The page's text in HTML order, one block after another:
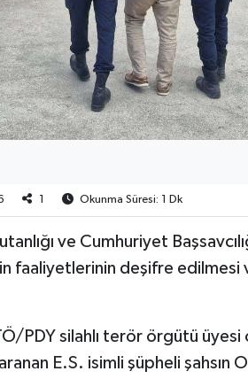
Okunma Süresi: 1 Dk
ve Cumhuriyet
faaliyetlerinin deşifre edilmesi
PDY silahlı terör örgütü üyesi
E.S. isimli şüpheli şahsın